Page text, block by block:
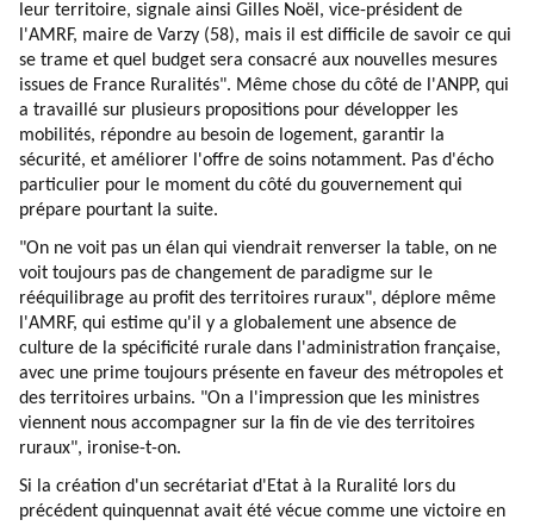
leur territoire, signale ainsi Gilles Noël, vice-président de
l'AMRF, maire de Varzy (58), mais il est difficile de savoir ce qui
se trame et quel budget sera consacré aux nouvelles mesures
issues de France Ruralités". Même chose du côté de l'ANPP, qui
a travaillé sur plusieurs propositions pour développer les
mobilités, répondre au besoin de logement, garantir la
sécurité, et améliorer l'offre de soins notamment. Pas d'écho
particulier pour le moment du côté du gouvernement qui
prépare pourtant la suite.
"On ne voit pas un élan qui viendrait renverser la table, on ne
voit toujours pas de changement de paradigme sur le
rééquilibrage au profit des territoires ruraux", déplore même
l'AMRF, qui estime qu'il y a globalement une absence de
culture de la spécificité rurale dans l'administration française,
avec une prime toujours présente en faveur des métropoles et
des territoires urbains. "On a l'impression que les ministres
viennent nous accompagner sur la fin de vie des territoires
ruraux", ironise-t-on.
Si la création d'un secrétariat d'Etat à la Ruralité lors du
précédent quinquennat avait été vécue comme une victoire en